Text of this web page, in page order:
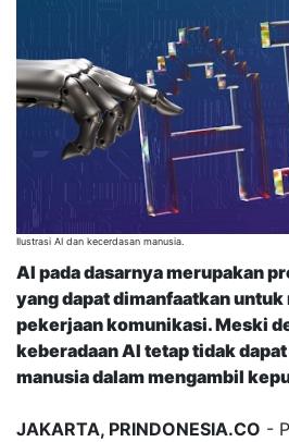
Ilustrasi AI dan kecerdasan manusia.
AI pada dasarnya merupakan
yang dapat dimanfaatkan
pekerjaan komunikasi. Meski
keberadaan AI tetap tidak
manusia dalam mengambil
JAKARTA, PRINDONESIA.CO -